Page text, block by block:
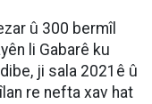
û 300 bermîl
li Gabarê ku
ji sala 2021ê û
re nefta xav hat